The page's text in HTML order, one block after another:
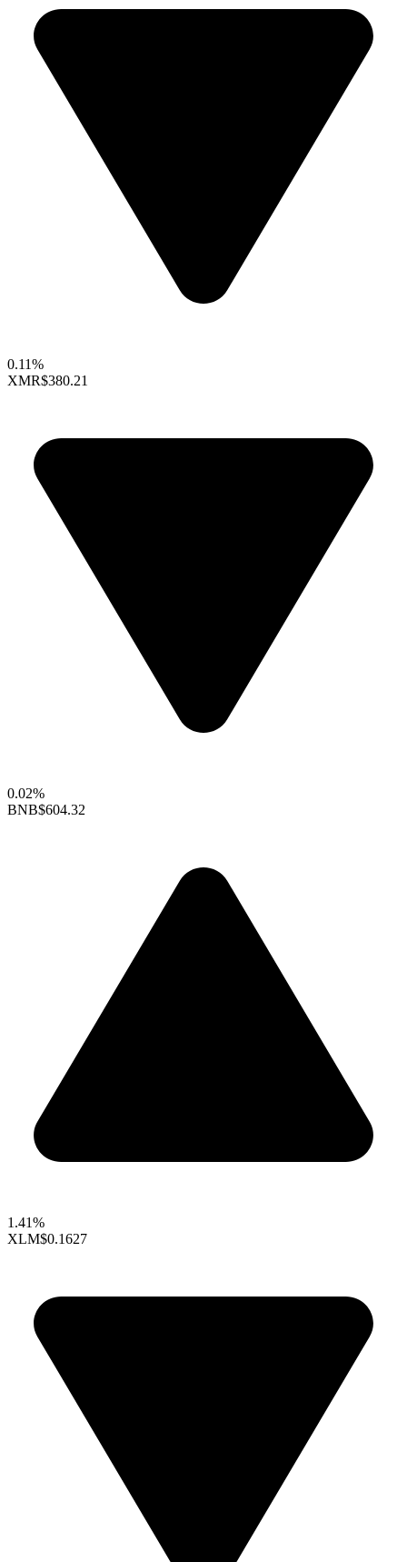
0.11%
XMR$380.21
0.02%
BNB$604.32
1.41%
XLM$0.1627